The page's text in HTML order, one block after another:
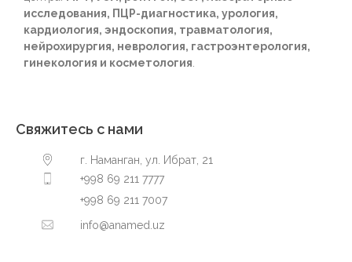
исследования, ПЦР-диагностика, урология,
кардиология, эндоскопия, травматология,
нейрохирургия, неврология, гастроэнтерология,
гинекология и косметология.
Свяжитесь с нами
г. Наманган, ул. Ибрат, 21
+998 69 211 7777
+998 69 211 7007
info@anamed.uz